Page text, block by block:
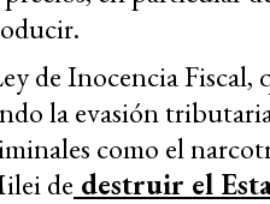
de Inocencia
la evasión
como el
de destruir el